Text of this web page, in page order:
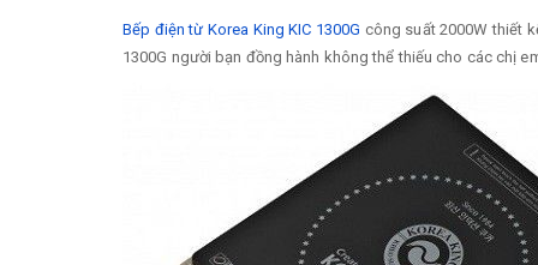
Bếp điện từ Korea King KIC 1300G công suất 2000W thiết
1300G người bạn đồng hành không thể thiếu cho các chị